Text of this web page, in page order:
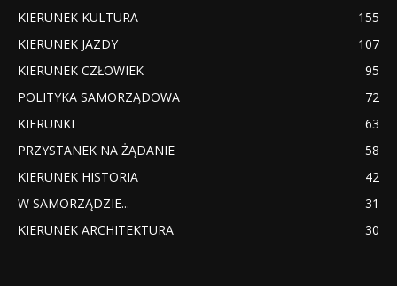
KIERUNEK KULTURA
155
KIERUNEK JAZDY
107
KIERUNEK CZŁOWIEK
95
POLITYKA SAMORZĄDOWA
72
KIERUNKI
63
PRZYSTANEK NA ŻĄDANIE
58
KIERUNEK HISTORIA
42
W SAMORZĄDZIE...
31
KIERUNEK ARCHITEKTURA
30